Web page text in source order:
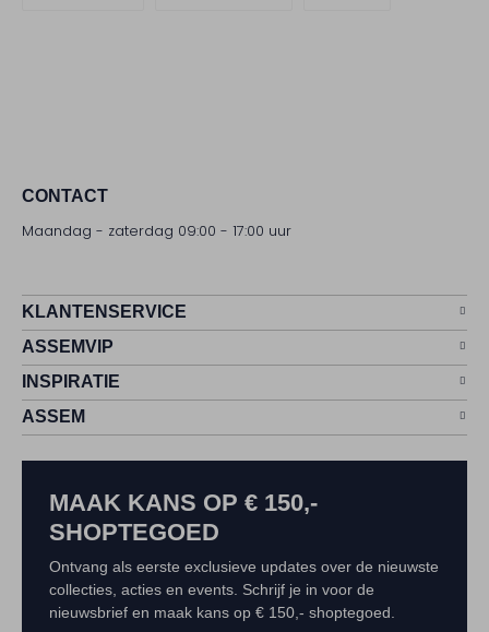
CONTACT
Maandag - zaterdag 09:00 - 17:00 uur
KLANTENSERVICE
ASSEMVIP
INSPIRATIE
ASSEM
MAAK KANS OP € 150,-
SHOPTEGOED
Ontvang als eerste exclusieve updates over de nieuwste
collecties, acties en events. Schrijf je in voor de
nieuwsbrief en maak kans op € 150,- shoptegoed.